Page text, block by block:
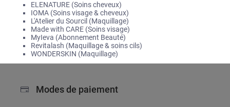
ELENATURE (Soins cheveux)
IOMA (Soins visage & cheveux)
L'Atelier du Sourcil (Maquillage)
Made with CARE (Soins visage)
MyIeva (Abonnement Beauté)
Revitalash (Maquillage & soins cils)
WONDERSKIN (Maquillage)
Modes de paiement